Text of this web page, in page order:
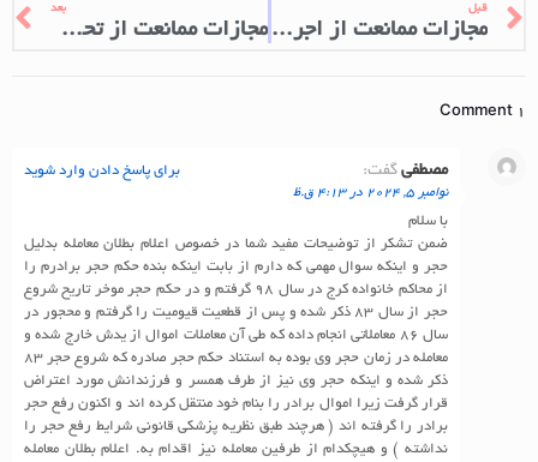
قبل
مجازات ممانعت از اجرای حکم
بعد
مجازات ممانعت از تحصیل فرزند
1 Comment
مصطفی گفت:
نوامبر 5, 2024 در 4:13 ق.ظ
با سلام
ضمن تشکر از توضیحات مفید شما در خصوص اعلام بطلان معامله بدلیل
حجر و اینکه سوال مهمی که دارم از بابت اینکه بنده حکم حجر برادرم را
از محاکم خانواده کرج در سال ۹۸ گرفتم و در حکم حجر موخر تاریح شروع
حجر از سال ۸۳ ذکر شده و پس از قطعیت قیومیت را گرفتم و محجور در
سال ۸۶ معاملاتی انجام داده که طی آن معاملات اموال از یدش خارج شده و
معامله در زمان حجر وی بوده به استناد حکم حجر صادره که شروع حجر ۸۳
ذکر شده و اینکه حجر وی نیز از طرف همسر و فرزندانش مورد اعتراض
قرار گرفت زیرا اموال برادر را بنام خود منتقل کرده اند و اکنون رفع حجر
برادر را گرفته اند ( هرچند طبق نظریه پزشکی قانونی شرایط رفع حجر را
نداشته ) و هیچکدام از طرفین معامله نیز اقدام به. اعلام بطلان معامله
برای پاسخ دادن وارد شوید